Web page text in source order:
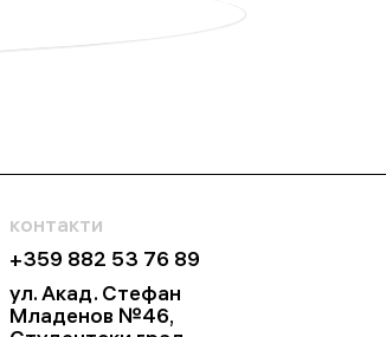
контакти
+359 882 53 76 89
ул. Акад. Стефан
Младенов №46,